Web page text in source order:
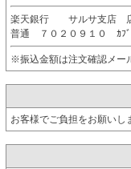
楽天銀行 サルサ支店
普通 ７０２０９１０ ｶﾌﾞｼ
※振込金額は注文確認メー
お客様でご負担をお願いし